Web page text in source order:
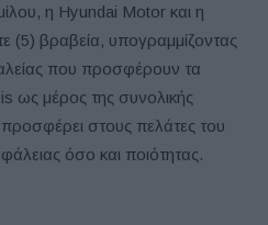
η Hyundai Motor και η
(5) βραβεία, υπογραμμίζοντας
που προσφέρουν τα
ως μέρος της συνολικής
στους πελάτες του
όσο και ποιότητας.